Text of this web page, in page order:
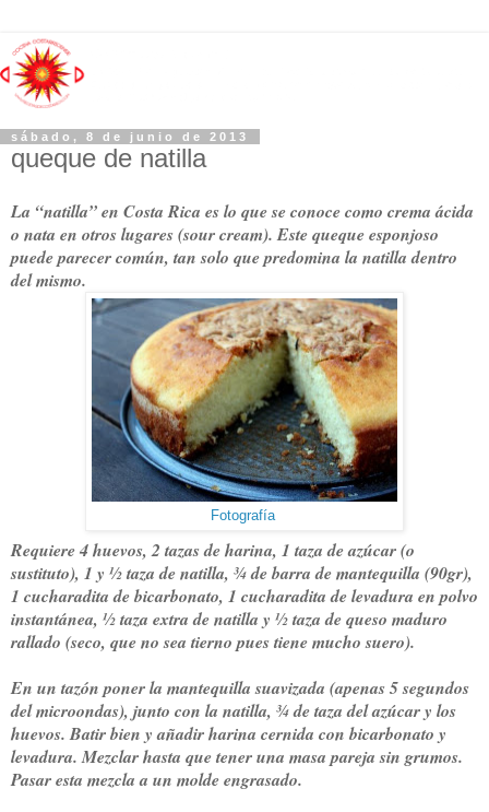
sábado, 8 de junio de 2013
queque de natilla
La “natilla” en Costa Rica es lo que se conoce como crema ácida
o nata en otros lugares (sour cream). Este queque esponjoso
puede parecer común, tan solo que predomina la natilla dentro
del mismo.
Fotografía
Requiere 4 huevos, 2 tazas de harina, 1 taza de azúcar (o
sustituto), 1 y ½ taza de natilla, ¾ de barra de mantequilla (90gr),
1 cucharadita de bicarbonato, 1 cucharadita de levadura en polvo
instantánea, ½ taza extra de natilla y ½ taza de queso maduro
rallado (seco, que no sea tierno pues tiene mucho suero).
En un tazón poner la mantequilla suavizada (apenas 5 segundos
del microondas), junto con la natilla, ¾ de taza del azúcar y los
huevos. Batir bien y añadir harina cernida con bicarbonato y
levadura. Mezclar hasta que tener una masa pareja sin grumos.
Pasar esta mezcla a un molde engrasado.